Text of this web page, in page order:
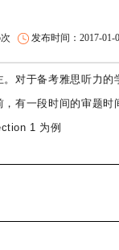
发布时间：2017-01-
对于备考雅思听力的
有一段时间的审题时
1 为例
品课程